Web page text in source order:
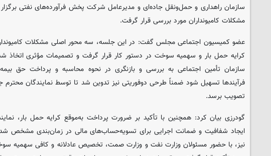
سازمان راهداری و حمل‌ونقل جاده‌ای و مدیرعامل شرکت پخش فرآورده‌های نفتی
مشکلات کامیونداران مورد بررسی قرار گرفت.
عضو کمیسیون اجتماعی مجلس گفت: در این جلسه، سه محور اصلی مشکلات
کرایه حمل بار و سهمیه سوخت در دستور کار قرار گرفت و تصمیمات مؤثری اتخاذ
سازمان تأمین اجتماعی به بررسی و بازنگری در نحوه محاسبه و پرداخت حق بیمه
فرآیندها تسهیل شود ضمناً طرحی دوفوریتی نیز تدوین شد تا توسط نمایندگان محترم
تصویب برسد.
گودرزی بیان کرد: همچنین با تأکید بر ضرورت پرداخت به‌موقع کرایه حمل بار،
ایجاد شفافیت و ضمانت اجرایی برای تسویه‌حساب‌های مالی در زمان‌بندی مشخص
نیز، با حضور مسئولان وزارت نفت و وزارت صمت، تخصیص عادلانه و کافی سهمیه